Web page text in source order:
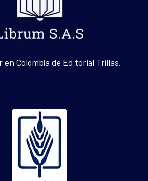
en Colombia de Editorial Trillas.